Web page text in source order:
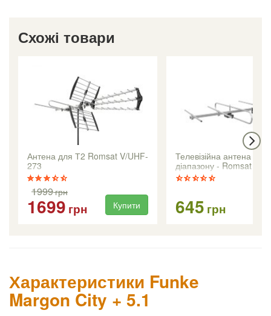
Схожі товари
Антена для Т2 Romsat V/UHF-
273
1999грн
1699 грн Купити
Телевізійна антена МВ2
діапазону - Romsat
645 грн
Характеристики Funke
Margon City + 5.1